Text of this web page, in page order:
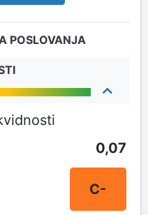
POSLOVANJA
0,07
C-